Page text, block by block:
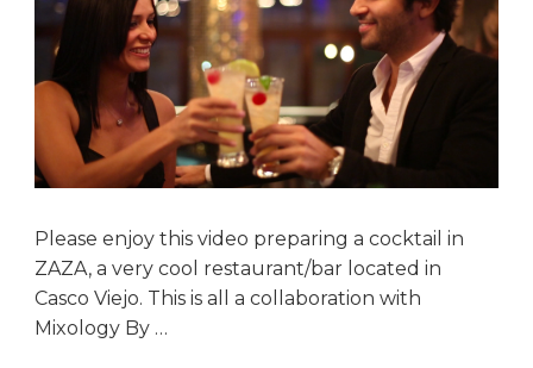
Please enjoy this video preparing a cocktail in
ZAZA, a very cool restaurant/bar located in
Casco Viejo. This is all a collaboration with
Mixology By …